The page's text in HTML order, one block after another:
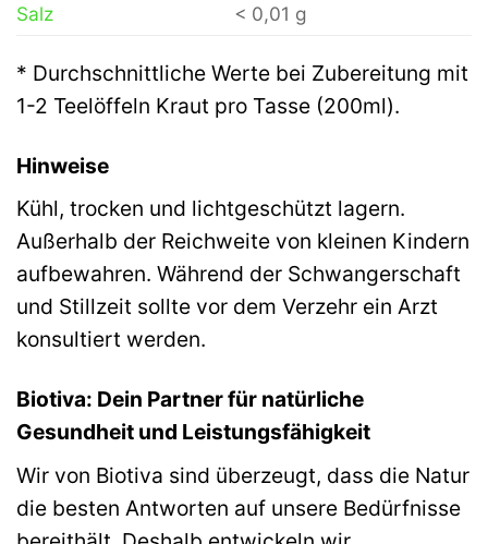
Salz
< 0,01 g
* Durchschnittliche Werte bei Zubereitung mit
1-2 Teelöffeln Kraut pro Tasse (200ml).
Hinweise
Kühl, trocken und lichtgeschützt lagern.
Außerhalb der Reichweite von kleinen Kindern
aufbewahren. Während der Schwangerschaft
und Stillzeit sollte vor dem Verzehr ein Arzt
konsultiert werden.
Biotiva: Dein Partner für natürliche
Gesundheit und Leistungsfähigkeit
Wir von Biotiva sind überzeugt, dass die Natur
die besten Antworten auf unsere Bedürfnisse